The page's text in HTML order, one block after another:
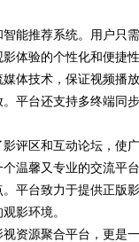
能推荐系统。用户
体验的个性化和便捷
体技术，保证视频
平台还支持多终端同
评区和互动论坛，
温馨又专业的交流平
平台致力于提供正
影环境。
资源聚合平台，更